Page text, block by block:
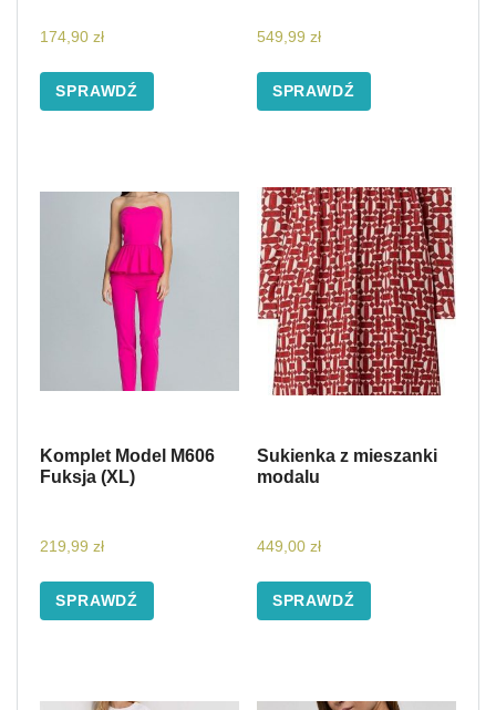
174,90 zł
SPRAWDŹ
549,99 zł
SPRAWDŹ
Komplet Model M606
Fuksja (XL)
219,99 zł
SPRAWDŹ
Sukienka z mieszanki
modalu
449,00 zł
SPRAWDŹ